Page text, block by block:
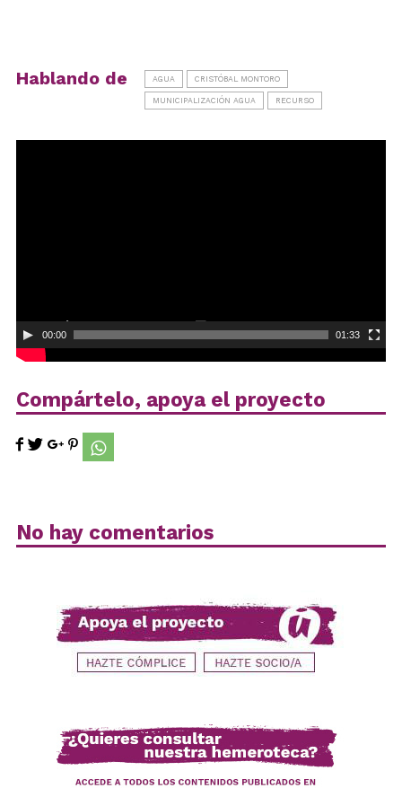
Hablando de AGUA CRISTÓBAL MONTORO
MUNICIPALIZACIÓN AGUA RECURSO
00:00 01:33
Compártelo, apoya el proyecto
No hay comentarios